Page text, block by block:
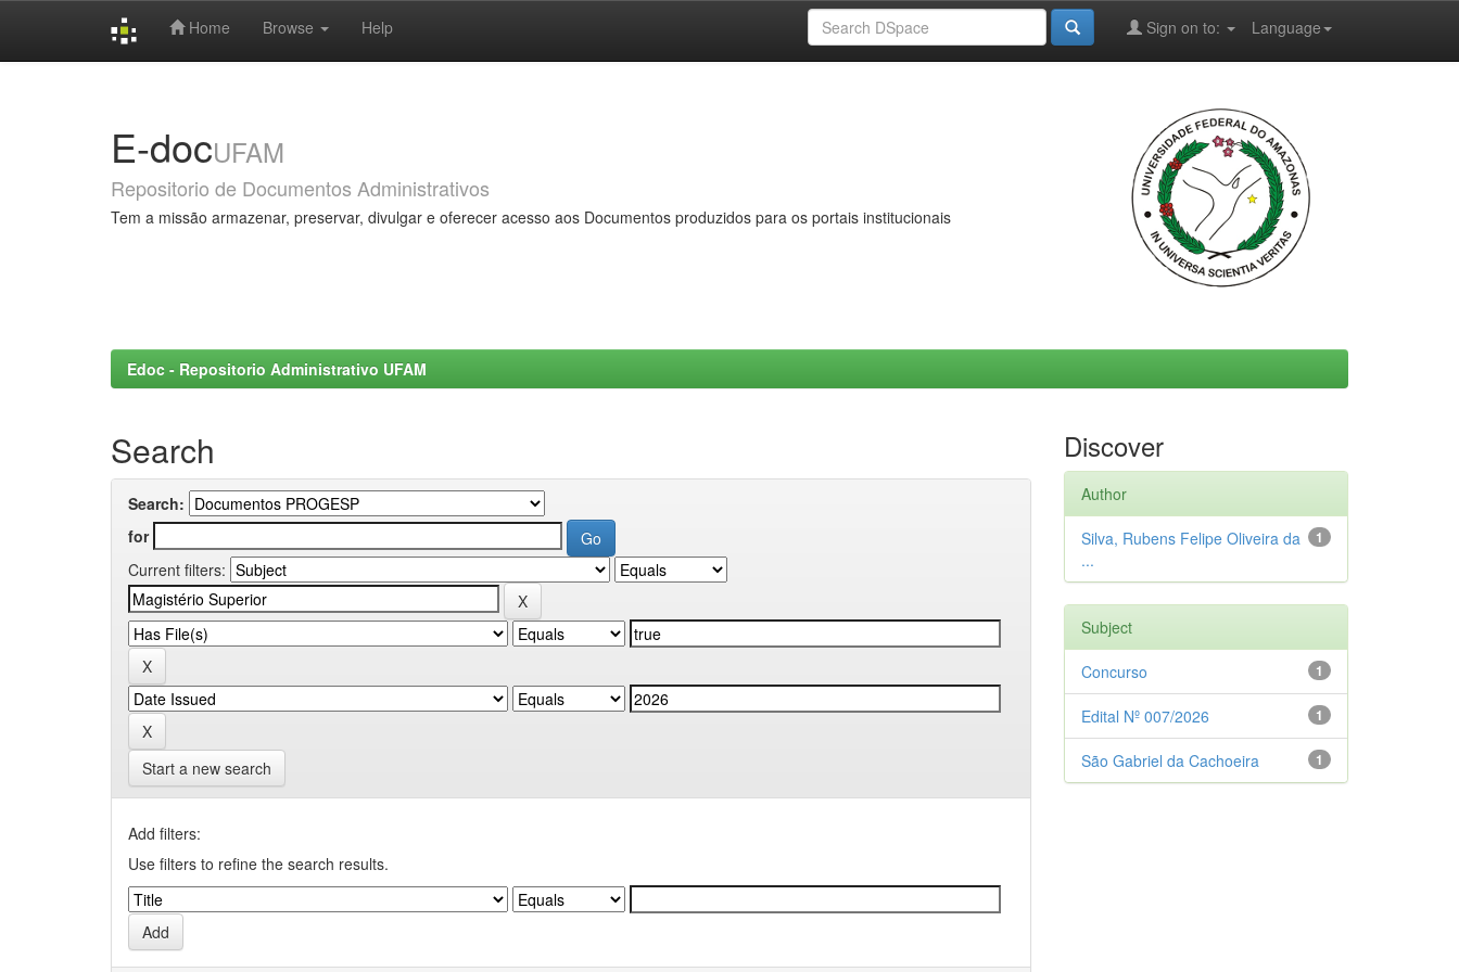
Home Browse Help Language
Sign on to:
E-docUFAM
Repositorio de Documentos Administrativos
Tem a missão armazenar, preservar, divulgar e oferecer acesso aos Documentos produzidos para os portais institucionais
Edoc - Repositorio Administrativo UFAM
Search
Search:
for
Current filters:
Start a new search
Add filters:
Use filters to refine the search results.
Discover
Author
1
Silva, Rubens Felipe Oliveira da
...
Subject
1
Concurso
1
Edital Nº 007/2026
1
São Gabriel da Cachoeira